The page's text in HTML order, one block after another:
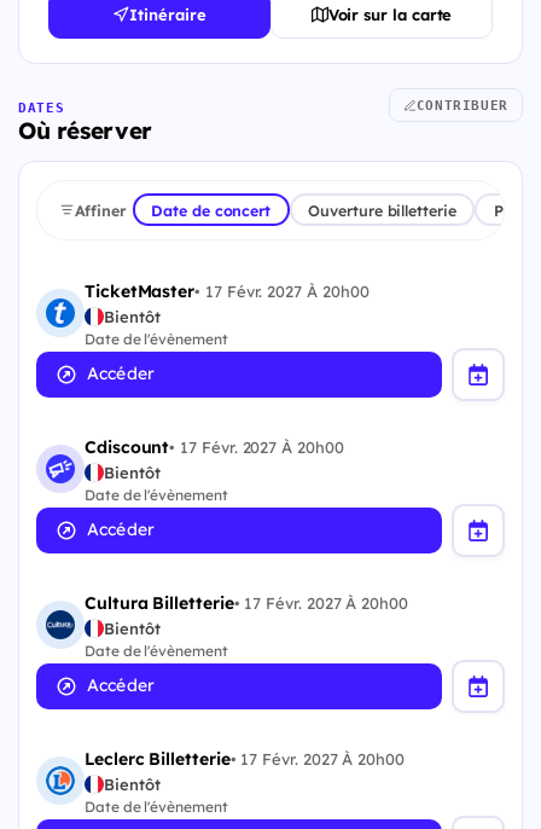
Itinéraire Voir sur la carte
DATES
Où réserver
CONTRIBUER
Affiner Date de concert Ouverture billetterie
TicketMaster• 17 Févr. 2027 À 20h00
Bientôt
Date de l'évènement
Accéder
Cdiscount• 17 Févr. 2027 À 20h00
Bientôt
Date de l'évènement
Accéder
Cultura Billetterie• 17 Févr. 2027 À 20h00
Bientôt
Date de l'évènement
Accéder
Leclerc Billetterie• 17 Févr. 2027 À 20h00
Bientôt
Date de l'évènement